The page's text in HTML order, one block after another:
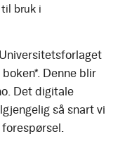
til bruk i
Denne blir
Det digitale
så snart vi